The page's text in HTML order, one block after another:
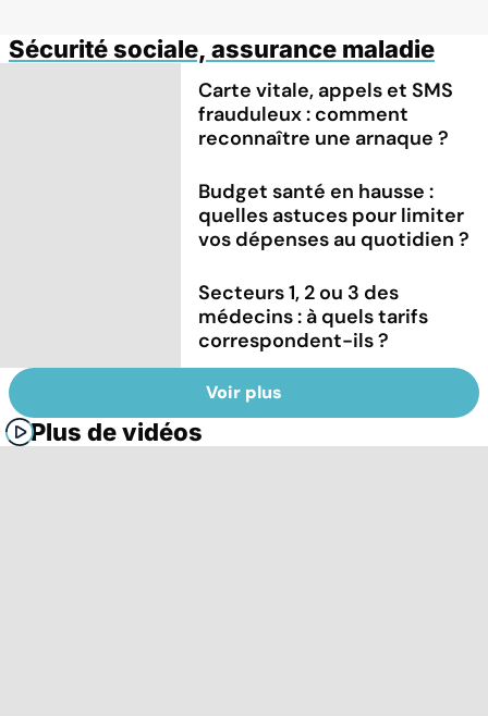
Sécurité sociale, assurance maladie
Carte vitale, appels et SMS
frauduleux : comment
reconnaître une arnaque ?
Budget santé en hausse :
quelles astuces pour limiter
vos dépenses au quotidien ?
Secteurs 1, 2 ou 3 des
médecins : à quels tarifs
correspondent-ils ?
Voir plus
Plus de vidéos